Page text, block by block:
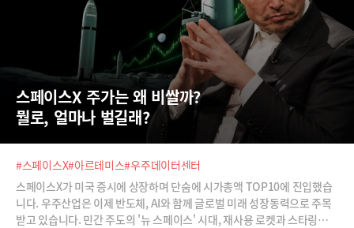
스페이스X 주가는 왜 비쌀까?
뭘로, 얼마나 벌길래?
#스페이스X#아르테미스#우주데이터센터
스페이스X가 미국 증시에 상장하며 단숨에 시가총액 TOP10에 진입했습
니다. 우주산업은 이제 반도체, AI와 함께 글로벌 미래 성장동력으로 주목
받고 있습니다. 민간 주도의 '뉴 스페이스' 시대, 재사용 로켓과 스타링크